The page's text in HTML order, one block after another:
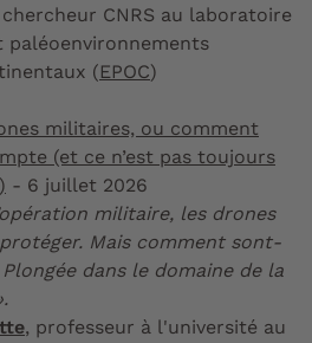
chercheur CNRS au laboratoire
paléoenvironnements
(EPOC)
militaires, ou comment
(et ce n’est pas toujours
- 6 juillet 2026
militaire, les drones
Mais comment sont-
dans le domaine de la
, professeur à l'université au